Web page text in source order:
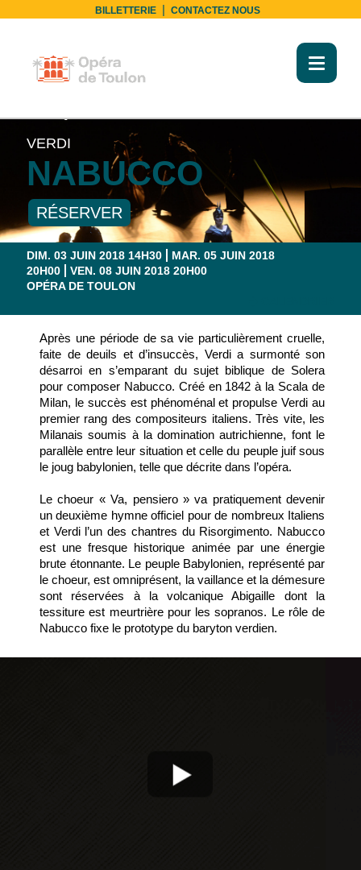
BILLETTERIE CONTACTEZ NOUS
VERDI
NABUCCO
RÉSERVER
DIM. 03 JUIN 2018 14H30
MAR. 05 JUIN 2018
20H00
VEN. 08 JUIN 2018 20H00
OPÉRA DE TOULON
Après une période de sa vie particulièrement cruelle,
faite de deuils et d’insuccès, Verdi a surmonté son
désarroi en s’emparant du sujet biblique de Solera
pour composer Nabucco. Créé en 1842 à la Scala de
Milan, le succès est phénoménal et propulse Verdi au
premier rang des compositeurs italiens. Très vite, les
Milanais soumis à la domination autrichienne, font le
parallèle entre leur situation et celle du peuple juif sous
le joug babylonien, telle que décrite dans l’opéra.
Le choeur « Va, pensiero » va pratiquement devenir
un deuxième hymne officiel pour de nombreux Italiens
et Verdi l’un des chantres du Risorgimento. Nabucco
est une fresque historique animée par une énergie
brute étonnante. Le peuple Babylonien, représenté par
le choeur, est omniprésent, la vaillance et la démesure
sont réservées à la volcanique Abigaille dont la
tessiture est meurtrière pour les sopranos. Le rôle de
Nabucco fixe le prototype du baryton verdien.